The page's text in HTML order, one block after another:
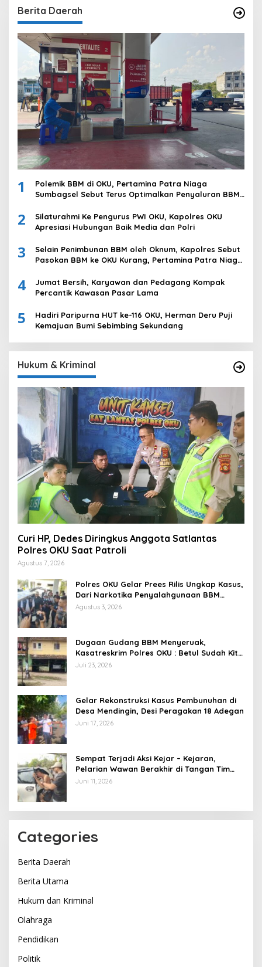
Berita Daerah
1
Polemik BBM di OKU, Pertamina Patra Niaga
Sumbagsel Sebut Terus Optimalkan Penyaluran BBM
Komering Ulu
2
Silaturahmi Ke Pengurus PWI OKU, Kapolres OKU
Apresiasi Hubungan Baik Media dan Polri
3
Selain Penimbunan BBM oleh Oknum, Kapolres Sebut
Pasokan BBM ke OKU Kurang, Pertamina Patra Niaga
4
Jumat Bersih, Karyawan dan Pedagang Kompak
Percantik Kawasan Pasar Lama
5
Hadiri Paripurna HUT ke-116 OKU, Herman Deru Puji
Kemajuan Bumi Sebimbing Sekundang
Hukum & Kriminal
Curi HP, Dedes Diringkus Anggota Satlantas
Polres OKU Saat Patroli
Agustus 7, 2026
Polres OKU Gelar Prees Rilis Ungkap Kasus,
Dari Narkotika Penyalahgunaan BBM
Hingga Kasus Korupsi
Agustus 3, 2026
Dugaan Gudang BBM Menyeruak,
Kasatreskrim Polres OKU : Betul Sudah Kita
Pasang Police Line
Juli 23, 2026
Gelar Rekonstruksi Kasus Pembunuhan di
Desa Mendingin, Desi Peragakan 18 Adegan
Juni 17, 2026
Sempat Terjadi Aksi Kejar – Kejaran,
Pelarian Wawan Berakhir di Tangan Tim
Opsnal Polsek Lubuk Batang, Kaki
Juni 11, 2026
Categories
Berita Daerah
Berita Utama
Hukum dan Kriminal
Olahraga
Pendidikan
Politik